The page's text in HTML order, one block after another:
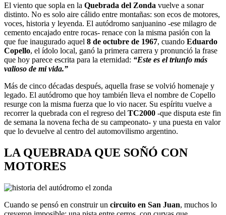
El viento que sopla en la Quebrada del Zonda vuelve a sonar
distinto. No es solo aire cálido entre montañas: son ecos de motores,
voces, historia y leyenda. El autódromo sanjuanino -ese milagro de
cemento encajado entre rocas- renace con la misma pasión con la
que fue inaugurado aquel 8 de octubre de 1967, cuando Eduardo
Copello, el ídolo local, ganó la primera carrera y pronunció la frase
que hoy parece escrita para la eternidad: “Este es el triunfo más
valioso de mi vida.”
Más de cinco décadas después, aquella frase se volvió homenaje y
legado. El autódromo que hoy también lleva el nombre de Copello
resurge con la misma fuerza que lo vio nacer. Su espíritu vuelve a
recorrer la quebrada con el regreso del TC2000 -que disputa este fin
de semana la novena fecha de su campeonato- y una puesta en valor
que lo devuelve al centro del automovilismo argentino.
LA QUEBRADA QUE SOÑÓ CON
MOTORES
Cuando se pensó en construir un circuito en San Juan, muchos lo